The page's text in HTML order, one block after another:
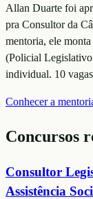
Allan Duarte foi
pra Consultor da
mentoria, ele
(Policial
individual. 10
Conhecer a
Concursos
Consultor
Assistência